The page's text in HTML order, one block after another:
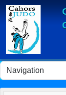
Panneau de